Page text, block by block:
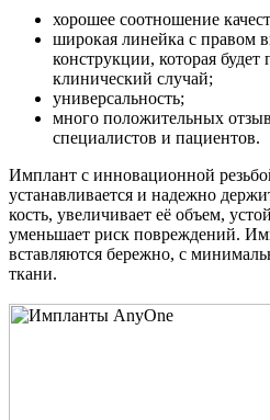
хорошее соотношение
широкая линейка с правом
конструкции, которая
клинический случай;
универсальность;
много положительных
специалистов и пациентов.
Имплант с инновационной
устанавливается и надежно
кость, увеличивает её объем,
уменьшает риск повреждений.
вставляются бережно, с
ткани.